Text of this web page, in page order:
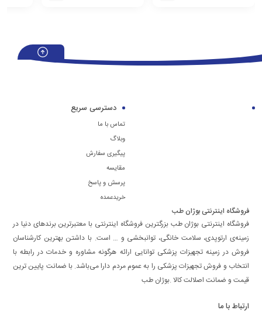
دسترسی سریع
تماس با ما
وبلاگ
پیگیری سفارش
مقایسه
پرسش و پاسخ
خریدعمده
فروشگاه اینترنتی بوژان طب
فروشگاه اینترنتی بوژان طب بزرگترین فروشگاه اینترنتی با معتبرترین برندهای دنیا در
زمینه‌ی ارتوپدی، سلامت خانگی، توانبخشی و … است. با داشتن بهترین کارشناسان
فروش در زمینه تجهیزات پزشکی توانایی ارائه هرگونه مشاوره و خدمات در رابطه با
انتخاب و فروش تجهیزات پزشکی را به عموم مردم دارا می‌‌‌‌باشد. با ضمانت پایین ترین
قیمت و ضمانت اصلالت کالا .بوژان طب
ارتباط با ما